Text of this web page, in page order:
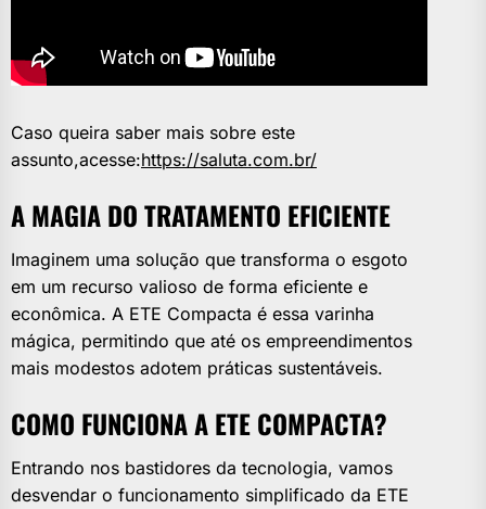
Caso queira saber mais sobre este
assunto,acesse:https://saluta.com.br/
A MAGIA DO TRATAMENTO EFICIENTE
Imaginem uma solução que transforma o esgoto
em um recurso valioso de forma eficiente e
econômica. A ETE Compacta é essa varinha
mágica, permitindo que até os empreendimentos
mais modestos adotem práticas sustentáveis.
COMO FUNCIONA A ETE COMPACTA?
Entrando nos bastidores da tecnologia, vamos
desvendar o funcionamento simplificado da ETE